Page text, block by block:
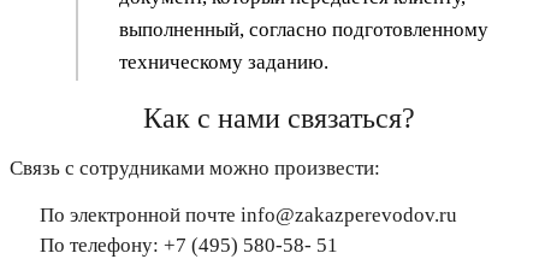
выполненный, согласно подготовленному
техническому заданию.
Как с нами связаться?
Связь с сотрудниками можно произвести:
По электронной почте info@zakazperevodov.ru
По телефону: +7 (495) 580-58- 51